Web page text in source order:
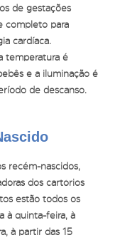
de gestações
completo para
cardíaca.
temperatura é
e a iluminação é
de descanso.
recém-nascidos,
dos cartórios
estão todos os
à quinta-feira, à
à partir das 15